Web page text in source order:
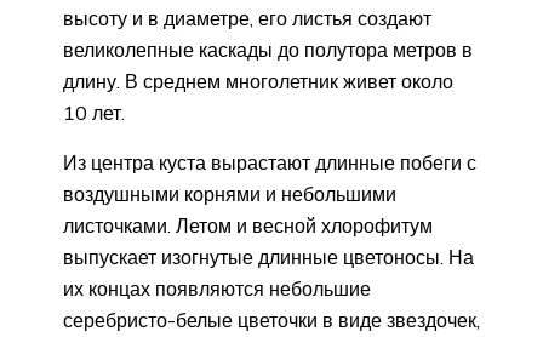
высоту и в диаметре, его листья создают
великолепные каскады до полутора метров в
длину. В среднем многолетник живет около
10 лет.
Из центра куста вырастают длинные побеги с
воздушными корнями и небольшими
листочками. Летом и весной хлорофитум
выпускает изогнутые длинные цветоносы. На
их концах появляются небольшие
серебристо-белые цветочки в виде звездочек,